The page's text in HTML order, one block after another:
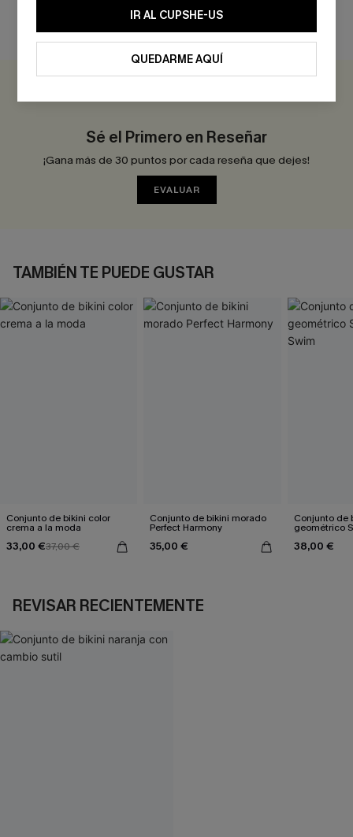
RESEÑAS DE CLIENTES
Sé el Primero en Reseñar
¡Gana más de 30 puntos por cada reseña que dejes!
EVALUAR
TAMBIÉN TE PUEDE GUSTAR
Conjunto de bikini color
crema a la moda
33,00 €37,00 €
Conjunto de bikini morado
Perfect Harmony
35,00 €
Conjunto de
geométrico
38,00 €
REVISAR RECIENTEMENTE
IR AL CUPSHE-US
QUEDARME AQUÍ